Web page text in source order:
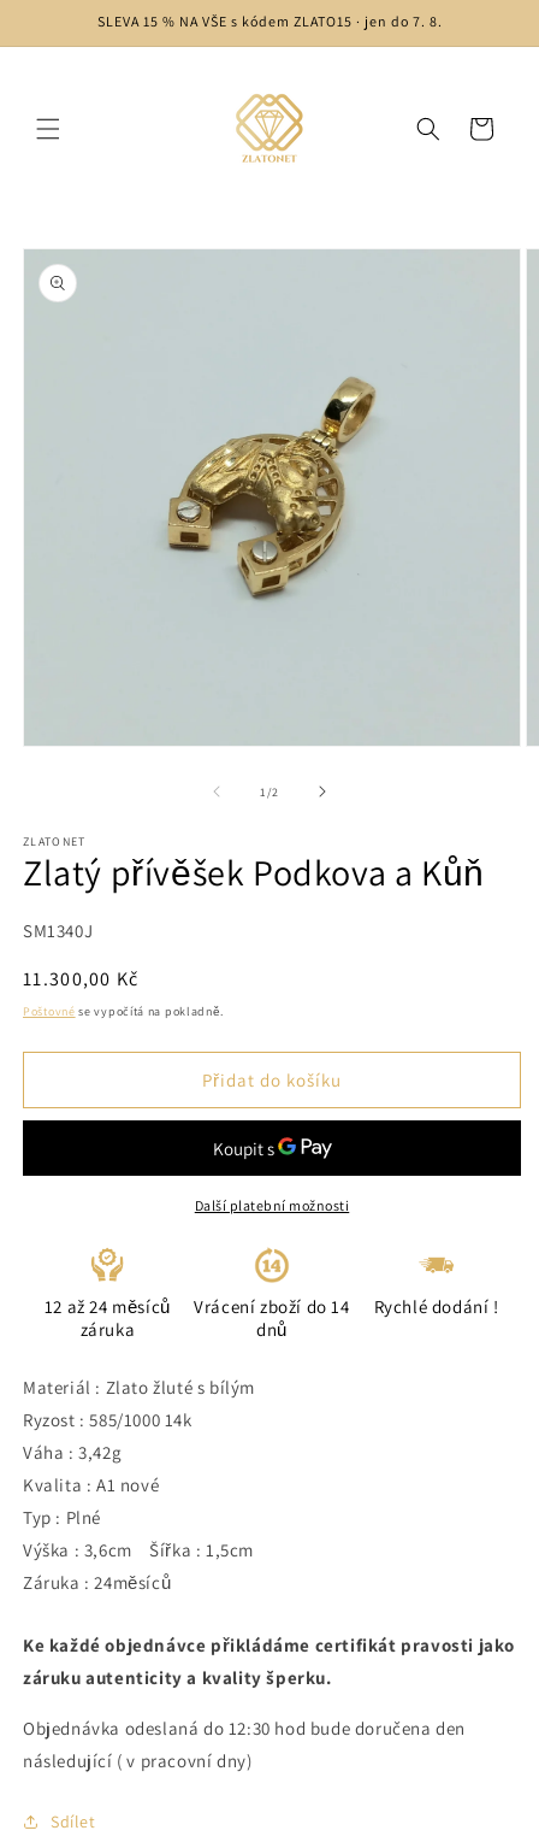
SLEVA 15 % NA VŠE s kódem ZLATO15 · jen do 7. 8.
Košík
o
produktu
okně
1 /z2
ZLATONET
Zlatý přívěšek Podkova a Kůň
SKU:
SM1340J
Běžná
cena
11.300,00 Kč
Poštovné se vypočítá na pokladně.
Přidat do košíku
Další platební možnosti
12 až 24 měsíců
záruka
Vrácení zboží do 14
dnů
Rychlé dodání !
Materiál : Zlato žluté s bílým
Ryzost : 585/1000 14k
Váha : 3,42g
Kvalita : A1 nové
Typ : Plné
Výška : 3,6cm Šířka : 1,5cm
Záruka : 24měsíců
Ke každé objednávce přikládáme certifikát pravosti jako
záruku autenticity a kvality šperku.
Objednávka odeslaná do 12:30 hod bude doručena den
následující ( v pracovní dny)
Sdílet